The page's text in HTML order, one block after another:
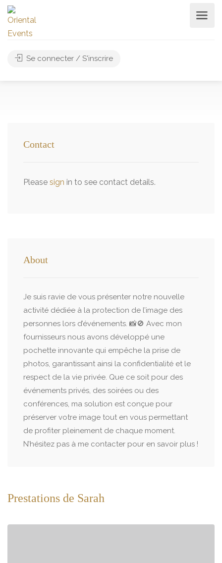
Se connecter / S'inscrire
Contact
Please sign in to see contact details.
About
Je suis ravie de vous présenter notre nouvelle
activité dédiée à la protection de l’image des
personnes lors d’événements. 📸🚫 Avec mon
fournisseurs nous avons développé une
pochette innovante qui empêche la prise de
photos, garantissant ainsi la confidentialité et le
respect de la vie privée. Que ce soit pour des
événements privés, des soirées ou des
conférences, ma solution est conçue pour
préserver votre image tout en vous permettant
de profiter pleinement de chaque moment.
N’hésitez pas à me contacter pour en savoir plus !
Prestations de Sarah